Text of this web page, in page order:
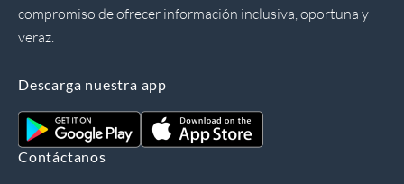
compromiso de ofrecer información inclusiva, oportuna y
veraz.
Descarga nuestra app
Contáctanos